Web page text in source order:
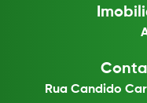
Rua Candido